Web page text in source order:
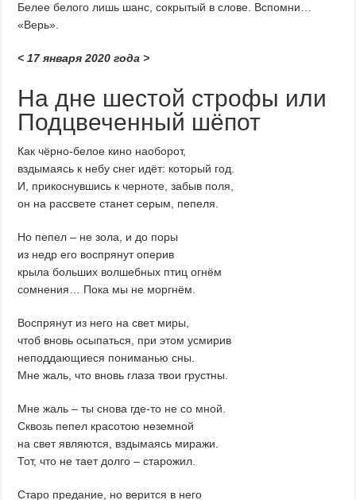
Белее белого лишь шанс, сокрытый в слове. Вспомни…
«Верь».
< 17 января 2020 года >
На дне шестой строфы или
Подцвеченный шёпот
Как чёрно-белое кино наоборот,
вздымаясь к небу снег идёт: который год.
И, прикоснувшись к черноте, забыв поля,
он на рассвете станет серым, пепеля.
Но пепел – не зола, и до поры
из недр его воспрянут оперив
крыла больших волшебных птиц огнём
сомнения… Пока мы не моргнём.
Воспрянут из него на свет миры,
чтоб вновь осыпаться, при этом усмирив
неподдающиеся пониманью сны.
Мне жаль, что вновь глаза твои грустны.
Мне жаль – ты снова где-то не со мной.
Сквозь пепел красотою неземной
на свет являются, вздымаясь миражи.
Тот, что не тает долго – старожил.
Старо предание, но верится в него